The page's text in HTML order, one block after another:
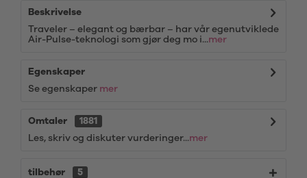
Beskrivelse
Traveler – elegant og bærbar – har vår egenutviklede
Air-Pulse-teknologi som gjør deg mo i...mer
Egenskaper
Se egenskaper mer
Omtaler
1881
Les, skriv og diskuter vurderinger...mer
tilbehør 5